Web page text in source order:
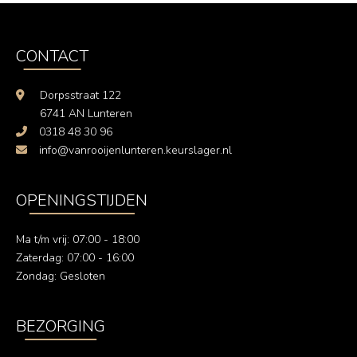
CONTACT
Dorpsstraat 122
6741 AN Lunteren
0318 48 30 96
info@vanrooijenlunteren.keurslager.nl
OPENINGSTIJDEN
Ma t/m vrij: 07:00 - 18:00
Zaterdag: 07:00 - 16:00
Zondag: Gesloten
BEZORGING